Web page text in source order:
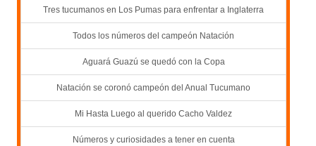
Tres tucumanos en Los Pumas para enfrentar a Inglaterra
Todos los números del campeón Natación
Aguará Guazú se quedó con la Copa
Natación se coronó campeón del Anual Tucumano
Mi Hasta Luego al querido Cacho Valdez
Números y curiosidades a tener en cuenta